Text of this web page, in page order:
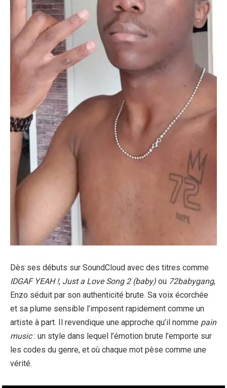
Dès ses débuts sur SoundCloud avec des titres comme
IDGAF YEAH !, Just a Love Song 2 (baby) ou 72babygang,
Enzo séduit par son authenticité brute. Sa voix écorchée
et sa plume sensible l’imposent rapidement comme un
artiste à part. Il revendique une approche qu’il nomme pain
music: un style dans lequel l’émotion brute l’emporte sur
les codes du genre, et où chaque mot pèse comme une
vérité.